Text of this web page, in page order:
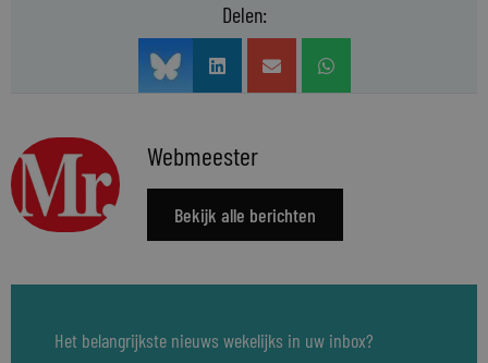
Delen:
Webmeester
Bekijk alle berichten
Het belangrijkste nieuws wekelijks in uw inbox?